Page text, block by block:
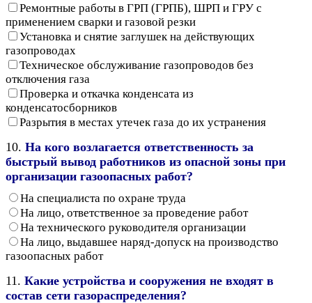
Ремонтные работы в ГРП (ГРПБ), ШРП и ГРУ с
применением сварки и газовой резки
Установка и снятие заглушек на действующих
газопроводах
Техническое обслуживание газопроводов без
отключения газа
Проверка и откачка конденсата из
конденсатосборников
Разрытия в местах утечек газа до их устранения
10. На кого возлагается ответственность за
быстрый вывод работников из опасной зоны при
организации газоопасных работ?
На специалиста по охране труда
На лицо, ответственное за проведение работ
На технического руководителя организации
На лицо, выдавшее наряд-допуск на производство
газоопасных работ
11. Какие устройства и сооружения не входят в
состав сети газораспределения?